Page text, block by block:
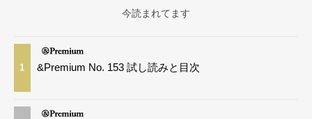
今読まれてます
1 &Premium No. 153 試し読みと目次